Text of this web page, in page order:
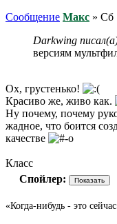
Сообщение Макс » Сб
Darkwing
версиям
Ох, грустенько!
Красиво же, живо как.
Ну почему, почему
жадное, что боится
качестве
Класс
Спойлер:
«Когда-нибудь - это